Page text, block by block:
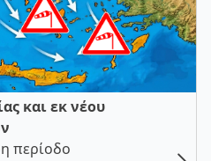
και εκ νέου
περίοδο